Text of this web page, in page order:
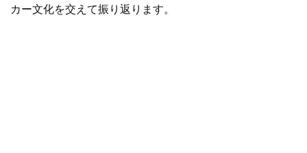
カー文化を交えて振り返ります。